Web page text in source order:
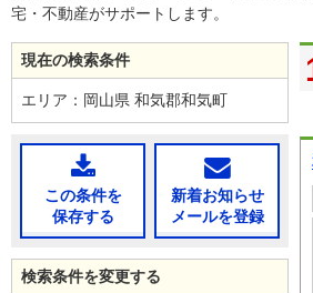
宅・不動産がサポートします。
現在の検索条件
エリア：岡山県 和気郡和気町
この条件を
保存する
新着お知らせ
メールを登録
検索条件を変更する